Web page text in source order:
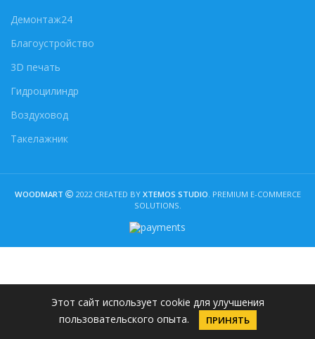
Демонтаж24
Благоустройство
3D печать
Гидроцилиндр
Воздуховод
Такелажник
WOODMART 2022 CREATED BY XTEMOS STUDIO. PREMIUM E-COMMERCE
SOLUTIONS.
Этот сайт использует cookie для улучшения
пользовательского опыта.
ПРИНЯТЬ